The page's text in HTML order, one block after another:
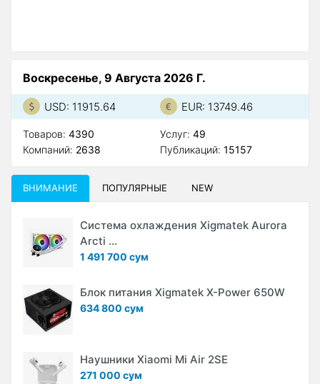
Воскресенье, 9 Августа 2026 Г.
USD: 11915.64 EUR: 13749.46
Товаров: 4390
Компаний: 2638
Услуг: 49
Публикаций: 15157
ВНИМАНИЕ ПОПУЛЯРНЫЕ NEW
Система охлаждения Xigmatek Aurora
Arcti ...
1 491 700 сум
Блок питания Xigmatek X-Power 650W
634 800 сум
Наушники Xiaomi Mi Air 2SE
271 000 сум